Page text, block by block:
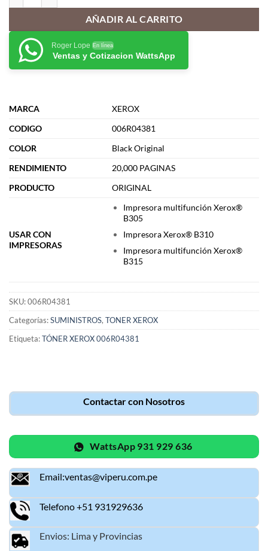
AÑADIR AL CARRITO
Roger Lope En línea
Ventas y Cotizacion WattsApp
MARCA
XEROX
CODIGO
006R04381
COLOR
Black Original
RENDIMIENTO
20,000 PAGINAS
PRODUCTO
ORIGINAL
USAR CON
IMPRESORAS
Impresora multifunción Xerox®
B305
Impresora Xerox® B310
Impresora multifunción Xerox®
B315
SKU:006R04381
Categorías:SUMINISTROS, TONER XEROX
Etiqueta:TÓNER XEROX 006R04381
Contactar con Nosotros
WattsApp 931 929 636
Email:ventas@viperu.com.pe
Telefono +51 931929636
Envios: Lima y Provincias